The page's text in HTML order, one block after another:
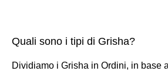
Quali sono i tipi di Grisha?
Dividiamo i Grisha in Ordini, in base